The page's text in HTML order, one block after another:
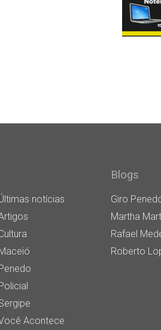
notícias
Acontece
Blogs
Giro
Martha
Rafael
Roberto